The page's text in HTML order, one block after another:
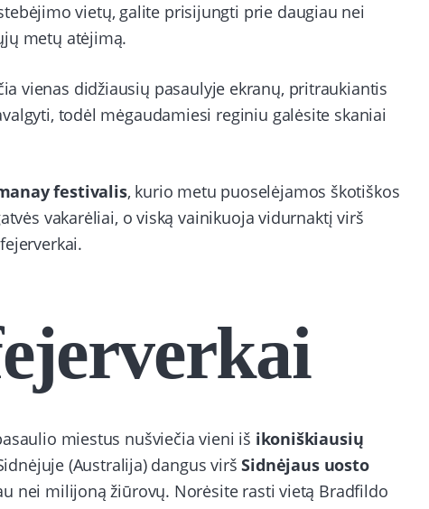
vietų, galite prisijungti prie daugiau nei
metų atėjimą.
vienas didžiausių pasaulyje ekranų, pritraukiantis
todėl mėgaudamiesi reginiu galėsite skaniai
festivalis, kurio metu puoselėjamos škotiškos
vakarėliai, o viską vainikuoja vidurnaktį virš
miestus nušviečia vieni iš ikoniškiausių
(Australija) dangus viršSidnėjaus uosto
nei milijoną žiūrovų. Norėsite rasti vietą Bradfildo